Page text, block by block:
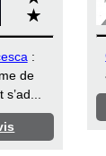
:
de